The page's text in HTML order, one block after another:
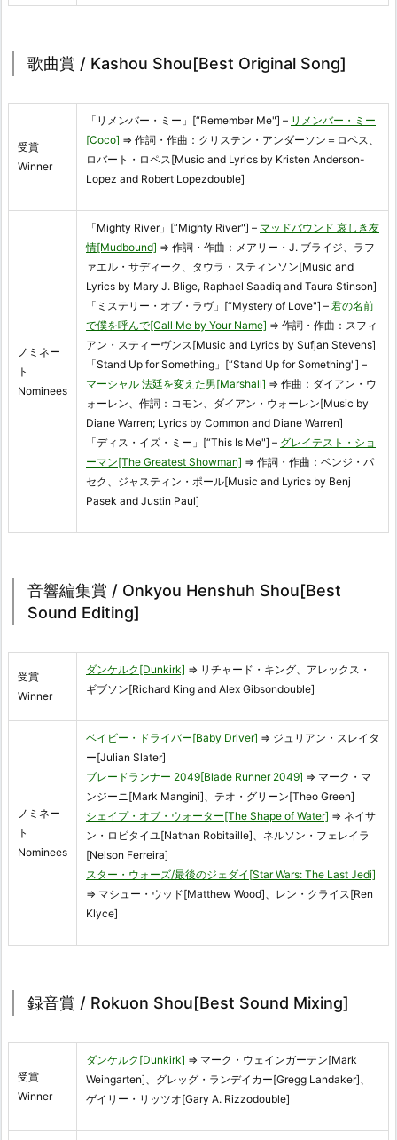
歌曲賞 / Kashou Shou[Best Original Song]
受賞
Winner
「リメンバー・ミー」[“Remember Me"] – リメンバー・ミー
[Coco] ⇒ 作詞・作曲：クリステン・アンダーソン＝ロペス、
ロバート・ロペス[Music and Lyrics by Kristen Anderson-
Lopez and Robert Lopezdouble]
ノミネー
ト
Nominees
「Mighty River」[“Mighty River"] – マッドバウンド 哀しき友
情[Mudbound] ⇒ 作詞・作曲：メアリー・J. ブライジ、ラフ
ァエル・サディーク、タウラ・スティンソン[Music and
Lyrics by Mary J. Blige, Raphael Saadiq and Taura Stinson]
「ミステリー・オブ・ラヴ」[“Mystery of Love"] – 君の名前
で僕を呼んで[Call Me by Your Name] ⇒ 作詞・作曲：スフィ
アン・スティーヴンス[Music and Lyrics by Sufjan Stevens]
「Stand Up for Something」[“Stand Up for Something"] –
マーシャル 法廷を変えた男[Marshall] ⇒ 作曲：ダイアン・ウ
ォーレン、作詞：コモン、ダイアン・ウォーレン[Music by
Diane Warren; Lyrics by Common and Diane Warren]
「ディス・イズ・ミー」[“This Is Me"] – グレイテスト・ショ
ーマン[The Greatest Showman] ⇒ 作詞・作曲：ベンジ・パ
セク、ジャスティン・ポール[Music and Lyrics by Benj
Pasek and Justin Paul]
音響編集賞 / Onkyou Henshuh Shou[Best
Sound Editing]
受賞
Winner
ダンケルク[Dunkirk] ⇒ リチャード・キング、アレックス・
ギブソン[Richard King and Alex Gibsondouble]
ノミネー
ト
Nominees
ベイビー・ドライバー[Baby Driver] ⇒ ジュリアン・スレイタ
ー[Julian Slater]
ブレードランナー 2049[Blade Runner 2049] ⇒ マーク・マ
ンジーニ[Mark Mangini]、テオ・グリーン[Theo Green]
シェイプ・オブ・ウォーター[The Shape of Water] ⇒ ネイサ
ン・ロビタイユ[Nathan Robitaille]、ネルソン・フェレイラ
[Nelson Ferreira]
スター・ウォーズ/最後のジェダイ[Star Wars: The Last Jedi]
⇒ マシュー・ウッド[Matthew Wood]、レン・クライス[Ren
Klyce]
録音賞 / Rokuon Shou[Best Sound Mixing]
受賞
Winner
ダンケルク[Dunkirk] ⇒ マーク・ウェインガーテン[Mark
Weingarten]、グレッグ・ランデイカー[Gregg Landaker]、
ゲイリー・リッツオ[Gary A. Rizzodouble]